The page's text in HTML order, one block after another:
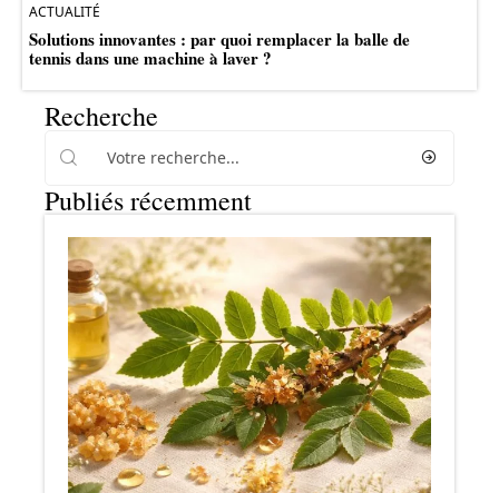
ACTUALITÉ
Solutions innovantes : par quoi remplacer la balle de
tennis dans une machine à laver ?
Recherche
Publiés récemment